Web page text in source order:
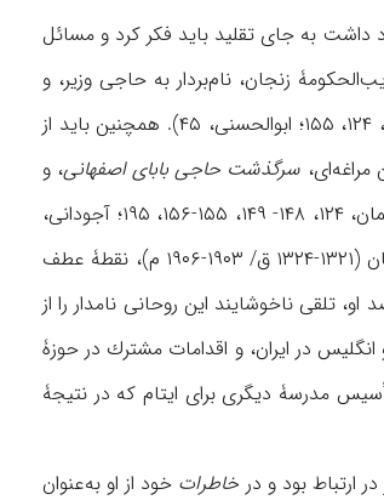
داشت به جای تقلید باید فکر کرد و مسائل
زنجان، نام‌بردار به حاجی وزیر، و
، ۲۷، ۵۲، ۱۲۴، ۱۵۵؛ ابوالحسنی، ۴۵). همچنین باید از
مراغه‌ای، سرگذشت حاجی بابای اصفهانی، و
، اثر الکساندر دوما (زنجانی، همان، ۱۲۴، ۱۴۸- ۱۴۹، ۱۵۵-۱۵۶، ۱۹۵؛ آجودانی،
۲۱۷- ۲۱۸)، بر او یاد کرد. اما آشنایی و صمیمیت او با میرزا مهدی خان غفاری کاشی، ملقب به وزیر همایون، حاکم زنجان (۱۳۲۱-۱۳۲۴ ق/ ۱۹۰۳-۱۹۰۶ م)، نقطۀ عطف
تلقی ناخوشایند این روحانی نامدار را از
در ایران، و اقدامات مشترك در حوزۀ
مدرسۀ دیگری برای ایتام که در نتیجۀ
ارتباط بود و در خاطرات خود از او به‌عنوان